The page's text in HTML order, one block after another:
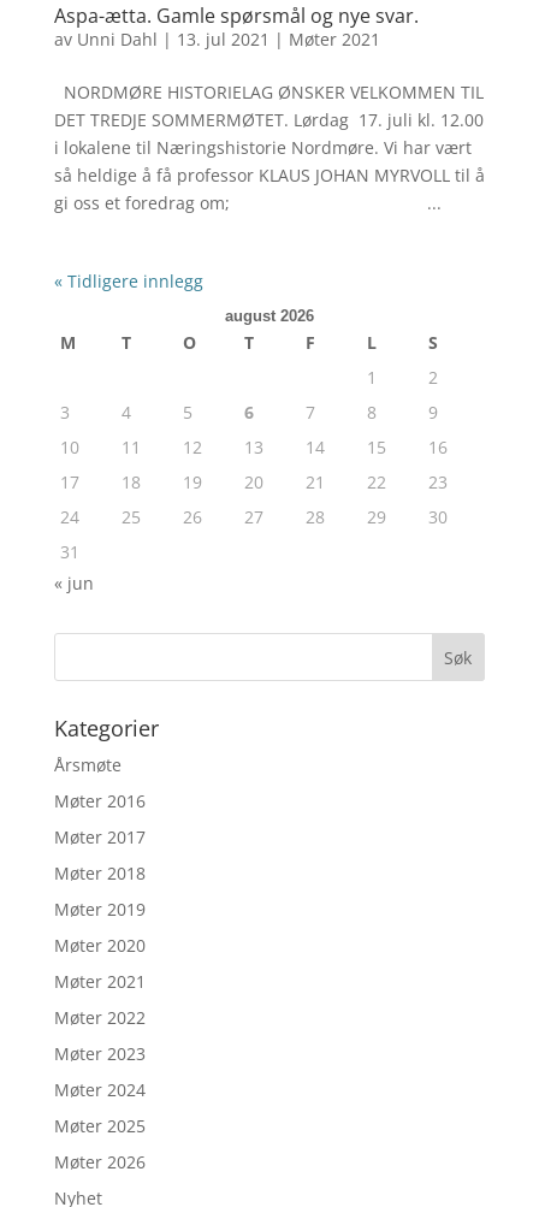
Aspa-ætta. Gamle spørsmål og nye svar.
av Unni Dahl | 13. jul 2021 | Møter 2021
NORDMØRE HISTORIELAG ØNSKER VELKOMMEN TIL
DET TREDJE SOMMERMØTET. Lørdag 17. juli kl. 12.00
i lokalene til Næringshistorie Nordmøre. Vi har vært
så heldige å få professor KLAUS JOHAN MYRVOLL til å
gi oss et foredrag om; ...
« Tidligere innlegg
august 2026
M T O T F L
S
1
2
3
4 5 6 7 8
9
10
11 12 13 14 15
16
17
18 19 20 21 22
23
24
25 26 27 28 29
30
31
« jun
Kategorier
Årsmøte
Møter 2016
Møter 2017
Møter 2018
Møter 2019
Møter 2020
Møter 2021
Møter 2022
Møter 2023
Møter 2024
Møter 2025
Møter 2026
Nyhet